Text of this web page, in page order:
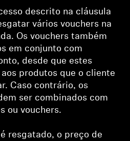
descrito na cláusula
vários vouchers na
Os vouchers também
em conjunto com
desde que estes
produtos que o cliente
Caso contrário, os
ser combinados com
ou vouchers.
resgatado, o preço de